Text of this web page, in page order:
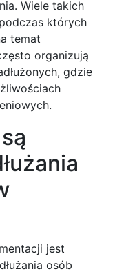
Wiele takich
których
temat
organizują
gdzie
jest
osób